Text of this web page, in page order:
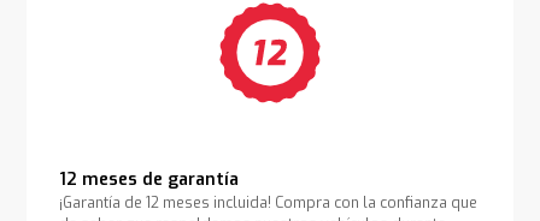
12 meses de garantía
¡Garantía de 12 meses incluida! Compra con la confianza que